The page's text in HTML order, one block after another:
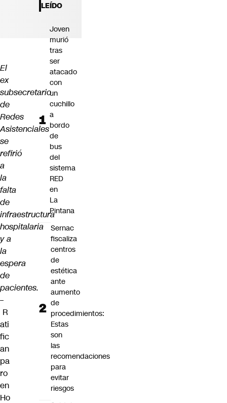
El
ex
subsecretario
de
Redes
Asistenciales
se
refirió
a
la
falta
de
infraestructura
hospitalaria
y a
la
espera
de
pacientes.
–
R
ati
fic
an
pa
ro
en
Ho
LEÍDO
Joven
murió
tras
ser
atacado
con
un
cuchillo
a
bordo
de
bus
del
sistema
RED
en
La
Pintana
Sernac
fiscaliza
centros
de
estética
ante
aumento
de
procedimientos:
Estas
son
las
recomendaciones
para
evitar
riesgos